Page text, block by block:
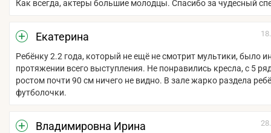
Как всегда, актеры большие молодцы. Спасибо за чудесный
Екатерина
Ребёнку 2.2 года, который не ещё не смотрит мультики, было
протяжении всего выступления. Не понравились кресла, с 5
ростом почти 90 см ничего не видно. В зале жарко раздела
футболочки.
Владимировна Ирина